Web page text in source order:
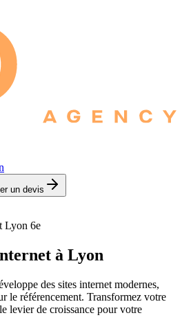
un devis
Lyon 6e
à Lyon
des sites internet modernes,
le référencement. Transformez votre
levier de croissance pour votre